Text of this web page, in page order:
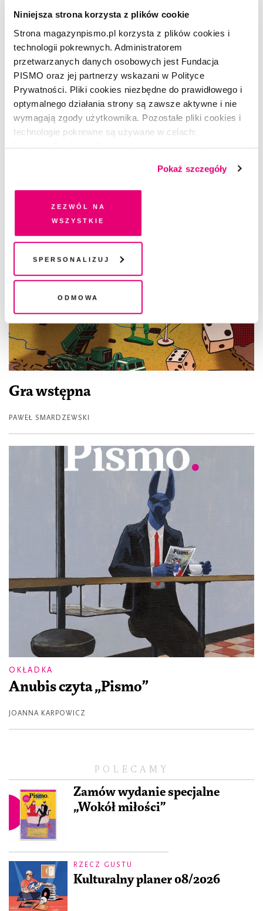
Niniejsza strona korzysta z plików cookie
Strona magazynpismo.pl korzysta z plików cookies i
technologii pokrewnych. Administratorem
przetwarzanych danych osobowych jest Fundacja
PISMO oraz jej partnerzy wskazani w Polityce
Prywatności. Pliki cookies niezbędne do prawidłowego i
optymalnego działania strony są zawsze aktywne i nie
wymagają zgody użytkownika. Pozostałe pliki cookies i
technologie pokrewne są używane w celach:
dobrowolną zgodę na pliki cookies i technologie
pokrewne, zgadzasz się na przechowywanie informacji
na Twoim urządzeniu końcowym lub dostęp do niego i
przetwarzanie danych. Zgodę na wszystkie lub niektóre
chwili wycofać lub ponowić w zakładce "Ustawienia
plików cookie". Wycofanie zgody nie wpływa na
legalność przetwarzania danych przed jej wycofaniem
Pokaż szczegóły
Zezwól na
wszystkie
Spersonalizuj
Odmowa
POLECAMY
Zamów wydanie specjalne
„Wokół miłości”
RZECZ GUSTU
Kulturalny planer 08/2026
OKŁADKA
Zdrowie instant
PIOTR PERŁOWSKI
Gra wstępna
PAWEŁ SMARDZEWSKI
OKŁADKA
Anubis czyta „Pismo”
JOANNA KARPOWICZ